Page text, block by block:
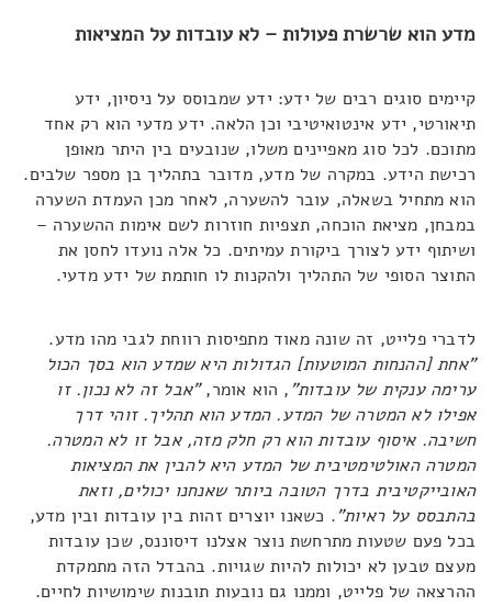
מדע הוא שרשרת פעולות – לא עובדות על המציאות
קיימים סוגים רבים של ידע: ידע שמבוסס על ניסיון, ידע
תיאורטי, ידע אינטואיטיבי וכן הלאה. ידע מדעי הוא רק אחד
מתוכם. לכל סוג מאפיינים משלו, שנובעים בין היתר מאופן
רכישת הידע. במקרה של מדע, מדובר בתהליך בן מספר שלבים.
הוא מתחיל בשאלה, עובר להשערה, לאחר מכן העמדת השערה
במבחן, מציאת הוכחה, תצפיות חוזרות לשם אימות ההשערה –
ושיתוף ידע לצורך ביקורת עמיתים. כל אלה נועדו לחסן את
התוצר הסופי של התהליך ולהקנות לו חותמת של ידע מדעי.
לדברי פלייט, זה שונה מאוד מתפיסות רווחת לגבי מהו מדע.
"אחת [ההנחות המוטעות] הגדולות היא שמדע הוא בסך הכול
ערימה ענקית של עובדות", הוא אומר,"אבל זה לא נכון. זו
אפילו לא המטרה של המדע. המדע הוא תהליך. זוהי דרך
חשיבה. איסוף עובדות הוא רק חלק מזה, אבל זו לא המטרה.
המטרה האולטימטיבית של המדע היא להבין את המציאות
האובייקטיבית בדרך הטובה ביותר שאנחנו יכולים, וזאת
בהתבסס על ראיות". כשאנו יוצרים זהות בין עובדות ובין מדע,
בכל פעם שטעות מתרחשת נוצר אצלנו דיסוננס, שכן עובדות
מעצם טבען לא יכולות להיות שגויות. בהבדל הזה מתמקדת
ההרצאה של פלייט, וממנו גם נובעות תובנות שימושיות לחיים.